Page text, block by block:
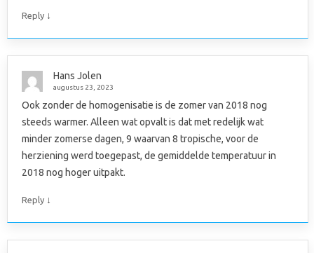
Reply ↓
Hans Jolen
augustus 23, 2023
Ook zonder de homogenisatie is de zomer van 2018 nog
steeds warmer. Alleen wat opvalt is dat met redelijk wat
minder zomerse dagen, 9 waarvan 8 tropische, voor de
herziening werd toegepast, de gemiddelde temperatuur in
2018 nog hoger uitpakt.
Reply ↓